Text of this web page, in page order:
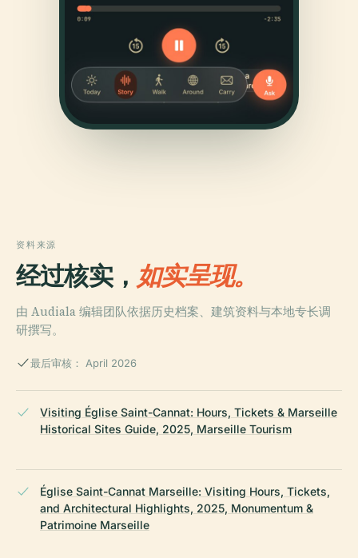
资料来源
经过核实， 如实呈现。
由 Audiala 编辑团队依据历史档案、建筑资料与本地专长调
研撰写。
最后审核： April 2026
Visiting Église Saint-Cannat: Hours, Tickets & Marseille
Historical Sites Guide, 2025, Marseille Tourism
Église Saint-Cannat Marseille: Visiting Hours, Tickets,
and Architectural Highlights, 2025, Monumentum &
Patrimoine Marseille